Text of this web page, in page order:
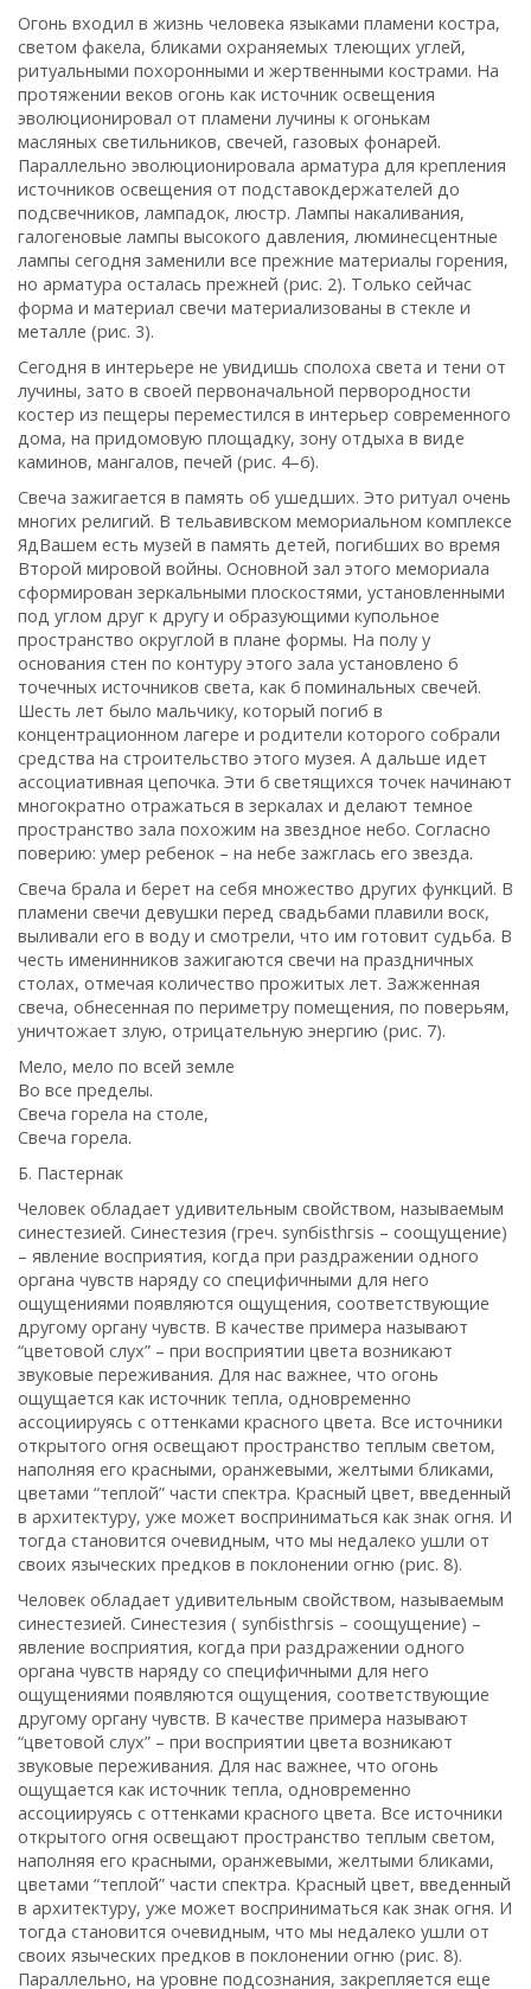
Огонь входил в жизнь человека языками пламени костра,
светом факела, бликами охраняемых тлеющих углей,
ритуальными похоронными и жертвенными кострами. На
протяжении веков огонь как источник освещения
эволюционировал от пламени лучины к огонькам
масляных светильников, свечей, газовых фонарей.
Параллельно эволюционировала арматура для крепления
источников освещения от подставок­держателей до
подсвечников, лампадок, люстр. Лампы накаливания,
галогеновые лампы высокого давления, люминесцентные
лампы сегодня заменили все прежние материалы горения,
но арматура осталась прежней (рис. 2). Только сейчас
форма и материал свечи материализованы в стекле и
металле (рис. 3).
Сегодня в интерьере не увидишь сполоха света и тени от
лучины, зато в своей первоначальной первородности
костер из пещеры переместился в интерьер современного
дома, на придомовую площадку, зону отдыха в виде
каминов, мангалов, печей (рис. 4–6).
Свеча зажигается в память об ушедших. Это ритуал очень
многих религий. В тельавивском мемориальном комплексе
Яд­Вашем есть музей в память детей, погибших во время
Второй мировой войны. Основной зал этого мемориала
сформирован зеркальными плоскостями, установленными
под углом друг к другу и образующими купольное
пространство округлой в плане формы. На полу у
основания стен по контуру этого зала установлено 6
точечных источников света, как 6 поминальных свечей.
Шесть лет было мальчику, который погиб в
концентрационном лагере и родители которого собрали
средства на строительство этого музея. А дальше идет
ассоциативная цепочка. Эти 6 светящихся точек начинают
многократно отражаться в зеркалах и делают темное
пространство зала похожим на звездное небо. Согласно
поверию: умер ребенок – на небе зажглась его звезда.
Свеча брала и берет на себя множество других функций. В
пламени свечи девушки перед свадьбами плавили воск,
выливали его в воду и смотрели, что им готовит судьба. В
честь именинников зажигаются свечи на праздничных
столах, отмечая количество прожитых лет. Зажженная
свеча, обнесенная по периметру помещения, по поверьям,
уничтожает злую, отрицательную энергию (рис. 7).
Мело, мело по всей земле
Во все пределы.
Свеча горела на столе,
Свеча горела.
Б. Пастернак
Человек обладает удивительным свойством, называемым
синестезией. Синестезия (греч. synбisthгsis – соощущение)
– явление восприятия, когда при раздражении одного
органа чувств наряду со специфичными для него
ощущениями появляются ощущения, соответствующие
другому органу чувств. В качестве примера называют
“цветовой слух” – при восприятии цвета возникают
звуковые переживания. Для нас важнее, что огонь
ощущается как источник тепла, одновременно
ассоциируясь с оттенками красного цвета. Все источники
открытого огня освещают пространство теплым светом,
наполняя его красными, оранжевыми, желтыми бликами,
цветами “теплой” части спектра. Красный цвет, введенный
в архитектуру, уже может восприниматься как знак огня. И
тогда становится очевидным, что мы недалеко ушли от
своих языческих предков в поклонении огню (рис. 8).
Человек обладает удивительным свойством, называемым
синестезией. Синестезия ( synбisthгsis – соощущение) –
явление восприятия, когда при раздражении одного
органа чувств наряду со специфичными для него
ощущениями появляются ощущения, соответствующие
другому органу чувств. В качестве примера называют
“цветовой слух” – при восприятии цвета возникают
звуковые переживания. Для нас важнее, что огонь
ощущается как источник тепла, одновременно
ассоциируясь с оттенками красного цвета. Все источники
открытого огня освещают пространство теплым светом,
наполняя его красными, оранжевыми, желтыми бликами,
цветами “теплой” части спектра. Красный цвет, введенный
в архитектуру, уже может восприниматься как знак огня. И
тогда становится очевидным, что мы недалеко ушли от
своих языческих предков в поклонении огню (рис. 8).
Параллельно, на уровне подсознания, закрепляется еще